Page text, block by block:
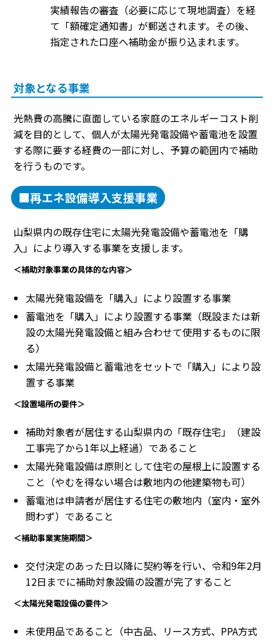
実績報告の審査（必要に応じて現地調査）を経
て「額確定通知書」が郵送されます。その後、
指定された口座へ補助金が振り込まれます。
対象となる事業
光熱費の高騰に直面している家庭のエネルギーコスト削
減を目的として、個人が太陽光発電設備や蓄電池を設置
する際に要する経費の一部に対し、予算の範囲内で補助
を行うものです。
■再エネ設備導入支援事業
山梨県内の既存住宅に太陽光発電設備や蓄電池を「購
入」により導入する事業を支援します。
＜補助対象事業の具体的な内容＞
太陽光発電設備を「購入」により設置する事業
蓄電池を「購入」により設置する事業（既設または新
設の太陽光発電設備と組み合わせて使用するものに限
る）
太陽光発電設備と蓄電池をセットで「購入」により設
置する事業
＜設置場所の要件＞
補助対象者が居住する山梨県内の「既存住宅」（建設
工事完了から1年以上経過）であること
太陽光発電設備は原則として住宅の屋根上に設置する
こと（やむを得ない場合は敷地内の他建築物も可）
蓄電池は申請者が居住する住宅の敷地内（室内・室外
問わず）であること
＜補助事業実施期間＞
交付決定のあった日以降に契約等を行い、令和9年2月
12日までに補助対象設備の設置が完了すること
＜太陽光発電設備の要件＞
未使用品であること（中古品、リース方式、PPA方式